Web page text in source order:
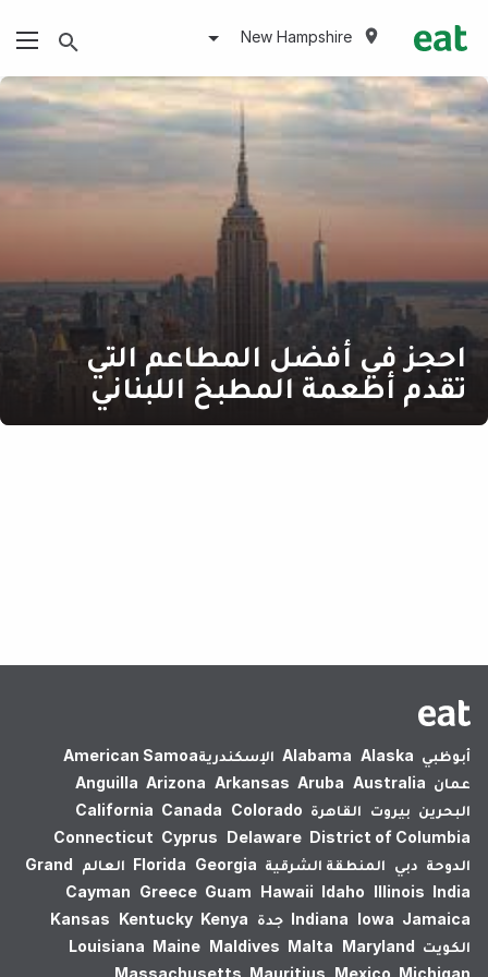
New Hampshire
احجز في أفضل المطاعم التي
تقدم أطعمة المطبخ اللبناني
أبوظبي Alabama Alaska الإسكندرية‎American Samoa
عمان
Anguilla Arizona Arkansas Aruba Australia
البحرين بيروت القاهرة California Canada Colorado
Connecticut Cyprus Delaware District of Columbia
الدوحة دبي المنطقة الشرقية Florida Georgia العالم
Grand
Cayman Greece Guam Hawaii Idaho Illinois India
Indiana Iowa Jamaica جدة Kansas Kentucky Kenya
الكويت
Louisiana Maine Maldives Malta Maryland